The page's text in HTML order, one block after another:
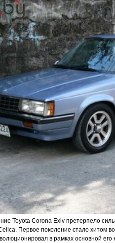
Toyota Corona Exiv претерпело
Первое поколение стало хитом
в рамках основной